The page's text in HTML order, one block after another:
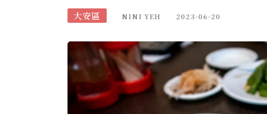
大安區 NINI YEH 2023-06-20